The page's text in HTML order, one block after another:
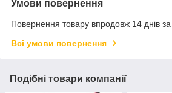
Умови повернення
Повернення товару впродовж 14 днів
Всі умови повернення
Подібні товари компанії